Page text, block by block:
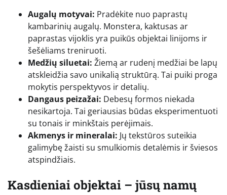
Augalų motyvai: Pradėkite nuo paprastų
kambarinių augalų. Monstera, kaktusas ar
paprastas vijoklis yra puikūs objektai linijoms ir
šešėliams treniruoti.
Medžių siluetai: Žiemą ar rudenį medžiai be lapų
atskleidžia savo unikalią struktūrą. Tai puiki proga
mokytis perspektyvos ir detalių.
Dangaus peizažai: Debesų formos niekada
nesikartoja. Tai geriausias būdas eksperimentuoti
su tonais ir minkštais perėjimais.
Akmenys ir mineralai: Jų tekstūros suteikia
galimybę žaisti su smulkiomis detalėmis ir šviesos
atspindžiais.
Kasdieniai objektai – jūsų namų